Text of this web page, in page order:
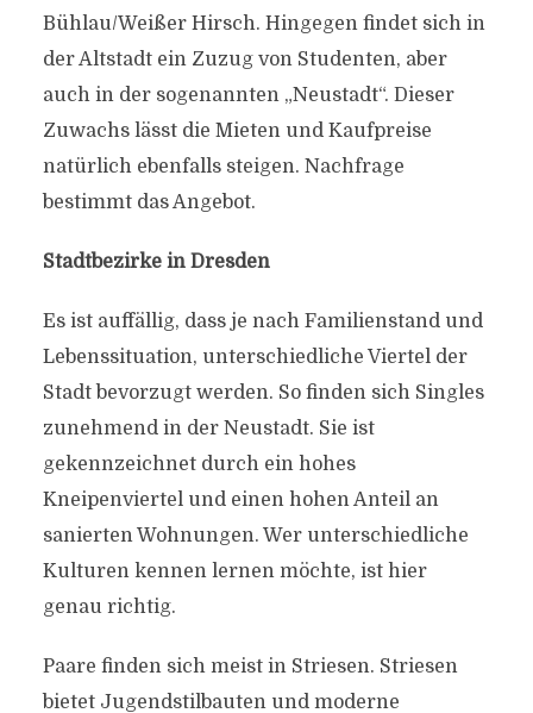
Bühlau/Weißer Hirsch. Hingegen findet sich in
der Altstadt ein Zuzug von Studenten, aber
auch in der sogenannten „Neustadt“. Dieser
Zuwachs lässt die Mieten und Kaufpreise
natürlich ebenfalls steigen. Nachfrage
bestimmt das Angebot.
Stadtbezirke in Dresden
Es ist auffällig, dass je nach Familienstand und
Lebenssituation, unterschiedliche Viertel der
Stadt bevorzugt werden. So finden sich Singles
zunehmend in der Neustadt. Sie ist
gekennzeichnet durch ein hohes
Kneipenviertel und einen hohen Anteil an
sanierten Wohnungen. Wer unterschiedliche
Kulturen kennen lernen möchte, ist hier
genau richtig.
Paare finden sich meist in Striesen. Striesen
bietet Jugendstilbauten und moderne